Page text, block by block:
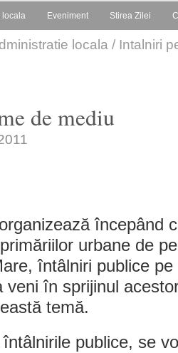
locala Eveniment Stirea Zilei
locala / Intalniri
de mediu
începând
urbane de
întâlniri publice
veni în sprijinul
temă.
publice, se